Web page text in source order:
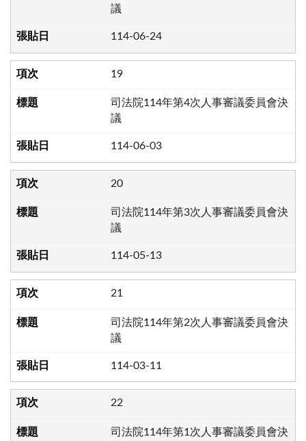
議
114-06-24
19
司法院114年第4次人事審議委員會決
議
114-06-03
20
司法院114年第3次人事審議委員會決
議
114-05-13
21
司法院114年第2次人事審議委員會決
議
114-03-11
22
司法院114年第1次人事審議委員會決